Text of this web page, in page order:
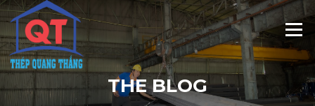
Skip
to
content
Menu
THE BLOG